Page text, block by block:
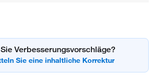
Verbesserungsvorschläge?